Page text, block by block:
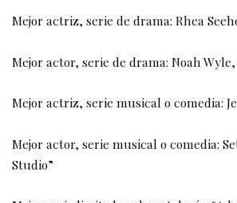
Mejor actriz, serie de drama: Rhea
Mejor actor, serie de drama: Noah
Mejor actriz, serie musical o comedia:
Mejor actor, serie musical o comedia:
Studio”